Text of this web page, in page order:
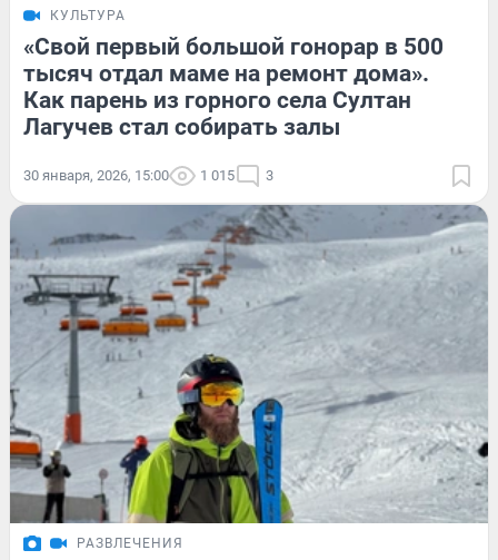
КУЛЬТУРА
«Свой первый большой гонорар в 500
тысяч отдал маме на ремонт дома».
Как парень из горного села Султан
Лагучев стал собирать залы
30 января, 2026, 15:00 1 015 3
РАЗВЛЕЧЕНИЯ